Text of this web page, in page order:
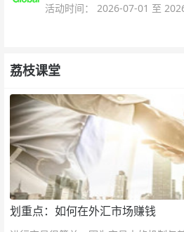
活动时间： 2026-07-01 至
荔枝课堂
划重点：如何在外汇市场赚钱